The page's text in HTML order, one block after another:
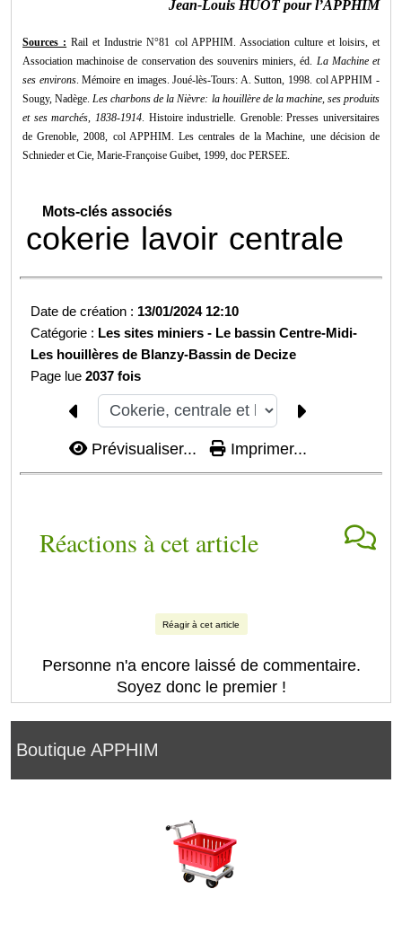
Boutique APPHIM
Jean-Louis HUOT pour l’APPHIM
Sources : Rail et Industrie N°81 col APPHIM. Association culture et loisirs, et
Association machinoise de conservation des souvenirs miniers, éd. La Machine et
ses environs. Mémoire en images. Joué-lès-Tours: A. Sutton, 1998. col APPHIM -
Sougy, Nadège.Les charbons de la Nièvre: la houillère de la machine, ses produits
et ses marchés, 1838-1914. Histoire industrielle. Grenoble: Presses universitaires
de Grenoble, 2008, col APPHIM. Les centrales de la Machine, une décision de
Schnieder et Cie, Marie-Françoise Guibet, 1999, doc PERSEE.
Mots-clés associés
cokerie lavoir centrale
Date de création : 13/01/2024 12:10
Catégorie : Les sites miniers - Le bassin Centre-Midi-
Les houillères de Blanzy-Bassin de Decize
Page lue2037 fois
Prévisualiser... Imprimer...
Réactions à cet article
Réagir à cet article
Personne n'a encore laissé de commentaire.
Soyez donc le premier !